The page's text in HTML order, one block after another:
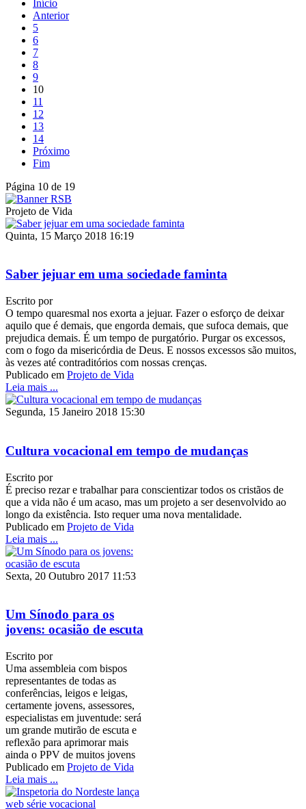
Início
Anterior
5
6
7
8
9
10
11
12
13
14
Próximo
Fim
Página 10 de 19
Projeto de Vida
Quinta, 15 Março 2018 16:19
Saber jejuar em uma sociedade faminta
Escrito por
O tempo quaresmal nos exorta a jejuar. Fazer o esforço de deixar
aquilo que é demais, que engorda demais, que sufoca demais, que
prejudica demais. É um tempo de purgatório. Purgar os excessos,
com o fogo da misericórdia de Deus. E nossos excessos são muitos,
às vezes até contraditórios com nossas crenças.
Publicado em Projeto de Vida
Leia mais ...
Segunda, 15 Janeiro 2018 15:30
Cultura vocacional em tempo de mudanças
Escrito por
É preciso rezar e trabalhar para conscientizar todos os cristãos de
que a vida não é um acaso, mas um projeto a ser desenvolvido ao
longo da existência. Isto requer uma nova mentalidade.
Publicado em Projeto de Vida
Leia mais ...
Sexta, 20 Outubro 2017 11:53
Um Sínodo para os
jovens: ocasião de escuta
Escrito por
Uma assembleia com bispos
representantes de todas as
conferências, leigos e leigas,
certamente jovens, assessores,
especialistas em juventude: será
um grande mutirão de escuta e
reflexão para aprimorar mais
ainda o PPV de muitos jovens
Publicado em Projeto de Vida
Leia mais ...